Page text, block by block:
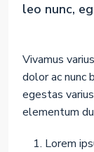
leo nunc,
Vivamus
dolor ac nunc
egestas
elementum
Lorem